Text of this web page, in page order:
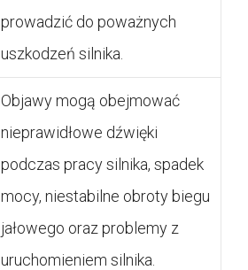
prowadzić do poważnych
uszkodzeń silnika.
Objawy mogą obejmować
nieprawidłowe dźwięki
podczas pracy silnika, spadek
mocy, niestabilne obroty biegu
jałowego oraz problemy z
uruchomieniem silnika.